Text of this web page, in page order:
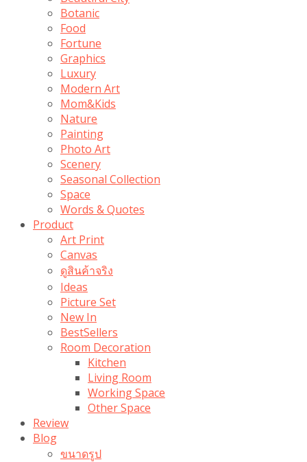
Botanic
Food
Fortune
Graphics
Luxury
Modern Art
Mom&Kids
Nature
Painting
Photo Art
Scenery
Seasonal Collection
Space
Words & Quotes
Product
Art Print
Canvas
ดูสินค้าจริง
Ideas
Picture Set
New In
BestSellers
Room Decoration
Kitchen
Living Room
Working Space
Other Space
Review
Blog
ขนาดรูป